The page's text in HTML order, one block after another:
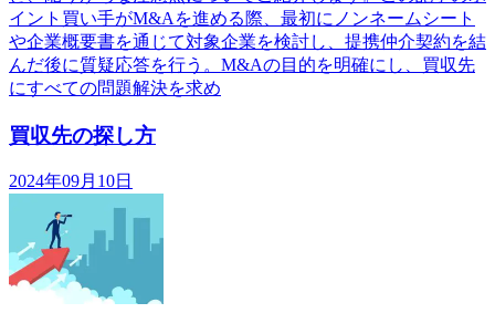
イント買い手がM&Aを進める際、最初にノンネームシート
や企業概要書を通じて対象企業を検討し、提携仲介契約を結
んだ後に質疑応答を行う。M&Aの目的を明確にし、買収先
にすべての問題解決を求め
買収先の探し方
2024年09月10日